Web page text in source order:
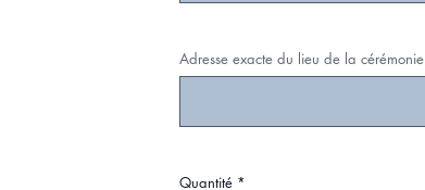
Adresse exacte du lieu de la cérémonie
Quantité *